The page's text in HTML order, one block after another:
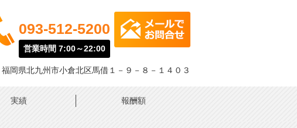
093-512-5200
営業時間 7:00～22:00
福岡県北九州市小倉北区馬借１－９－８－１４０３
実績 報酬額